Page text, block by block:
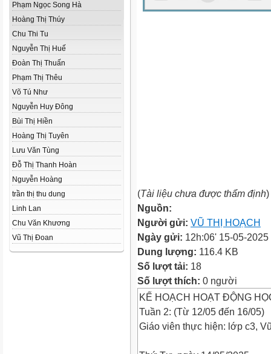
Phạm Ngọc Song Hà
Hoàng Thị Thúy
Chu Thi Tu
Nguyễn Thị Huế
Đoàn Thị Thuấn
Phạm Thị Thêu
Võ Tú Như
Nguyễn Huy Đông
Bùi Thị Hiền
Hoàng Thị Tuyên
Lưu Văn Tùng
Đỗ Thị Thanh Hoàn
Nguyễn Hoàng
trần thị thu dung
Linh Lan
Chu Văn Khương
Vũ Thị Đoan
(Tài liệu chưa được thẩm định)
Nguồn:
Người gửi: VŨ THỊ HOẠCH
Ngày gửi: 12h:06' 15-05-2025
Dung lượng: 116.4 KB
Số lượt tải: 18
Số lượt thích: 0 người
KẾ HOẠCH HOẠT ĐỘNG
Tuần 2: (Từ 12/05 đến 16/05)
Giáo viên thực hiện: lớp c3,